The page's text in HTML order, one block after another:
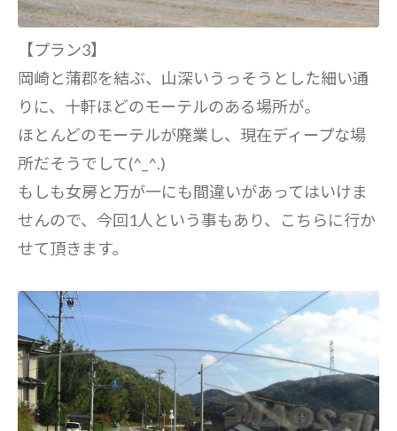
【プラン3】
岡崎と蒲郡を結ぶ、山深いうっそうとした細い通
りに、十軒ほどのモーテルのある場所が。
ほとんどのモーテルが廃業し、現在ディープな場
所だそうでして(^_^.)
もしも女房と万が一にも間違いがあってはいけま
せんので、今回1人という事もあり、こちらに行か
せて頂きます。